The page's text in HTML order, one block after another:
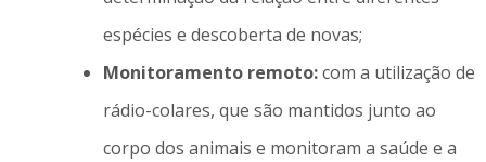
espécies e descoberta de novas;
Monitoramento remoto:com a utilização de
rádio-colares, que são mantidos junto ao
corpo dos animais e monitoram a saúde e a